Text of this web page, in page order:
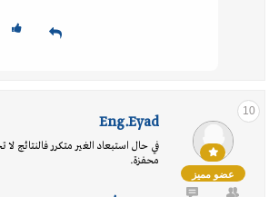
10
عضو مميز
Eng.Eyad
في حال استبعاد الغير متكرر فالنتائج لا
محفزة.